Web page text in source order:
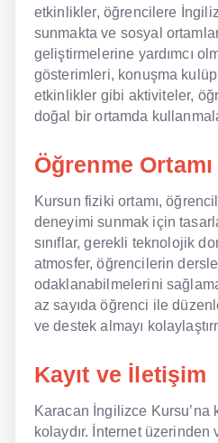
etkinlikler, öğrencilere
sunmakta ve sosyal
geliştirmelerine yardımcı
gösterimleri, konuşma
etkinlikler gibi aktiviteler,
doğal bir ortamda
Öğrenme Ortamı
Kursun fiziki ortamı,
deneyimi sunmak için
sınıflar, gerekli teknolojik
atmosfer, öğrencilerin
odaklanabilmelerini
az sayıda öğrenci ile
ve destek almayı
Kayıt ve İletişim
Karacan İngilizce Kursu’na
kolaydır. İnternet